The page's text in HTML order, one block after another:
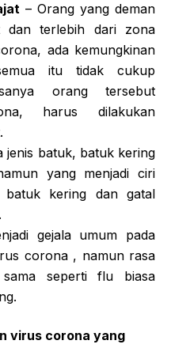
– Orang yang deman
dan terlebih dari zona
ada kemungkinan
itu tidak cukup
orang tersebut
harus dilakukan
jenis batuk, batuk kering
yang menjadi ciri
batuk kering dan gatal
gejala umum pada
corona , namun rasa
seperti flu biasa
virus corona yang